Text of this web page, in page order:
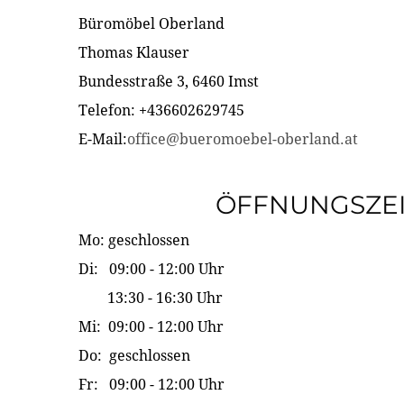
Büromöbel Oberland
Thomas Klauser
Bundesstraße 3, 6460 Imst
Telefon: +436602629745
E-Mail:office@bueromoebel-oberland.at
Mo: geschlossen
Di: 09:00 - 12:00 Uhr
13:30 - 16:30 Uhr
Mi: 09:00 - 12:00 Uhr
Do: geschlossen
Fr: 09:00 - 12:00 Uhr